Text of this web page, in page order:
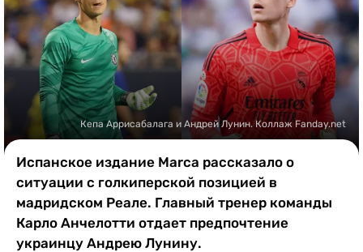
Букмекеры
Казино
Кепа Аррисабалага и Андрей Лунин. Коллаж Fanday.net
Испанское издание Marca рассказало о
ситуации с голкиперской позицией в
мадридском Реале. Главный тренер команды
Карло Анчелотти отдает предпочтение
украинцу Андрею Лунину.